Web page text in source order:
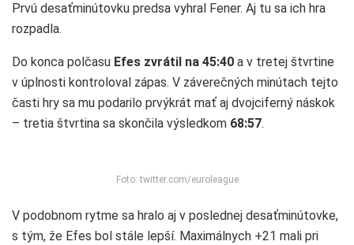
Prvú desaťminútovku predsa vyhral Fener. Aj tu sa ich hra
rozpadla.
Do konca polčasu Efes zvrátil na 45:40 a v tretej štvrtine
v úplnosti kontroloval zápas. V záverečných minútach tejto
časti hry sa mu podarilo prvýkrát mať aj dvojciferný náskok
– tretia štvrtina sa skončila výsledkom 68:57.
Foto: twitter.com/euroleague
V podobnom rytme sa hralo aj v poslednej desaťminútovke,
s tým, že Efes bol stále lepší. Maximálnych +21 mali pri